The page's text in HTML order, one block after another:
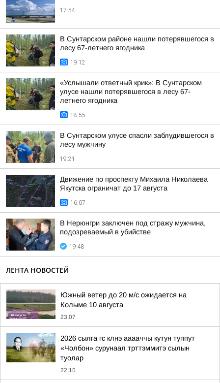
17:54
В Сунтарском районе нашли потерявшегося в
лесу 67-летнего ягодника
19:12
«Услышали ответный крик»: В Сунтарском
улусе нашли потерявшегося в лесу 67-
летнего ягодника
18:55
В Сунтарском улусе спасли заблудившегося в
лесу мужчину
19:21
Движение по проспекту Михаила Николаева
Якутска ограничат до 17 августа
16:07
В Нерюнгри заключен под стражу мужчина,
подозреваемый в убийстве
19:48
ЛЕНТА НОВОСТЕЙ
Южный ветер до 20 м/с ожидается на
Колыме 10 августа
23:07
2026 сылга гс клнэ ааааччы кутун туппут
«Чолбон» сурунаал трттэммитэ сылын
туолар
22:15